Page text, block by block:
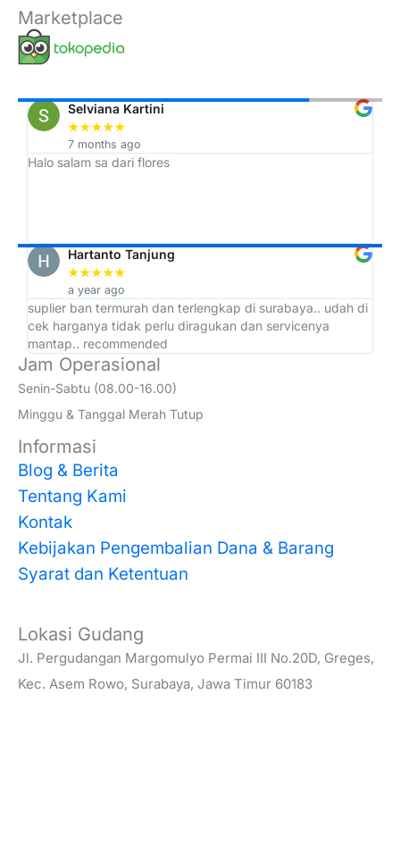
Marketplace
Selviana Kartini
★★★★★
7 months ago
Halo salam sa dari flores
Hartanto Tanjung
★★★★★
a year ago
suplier ban termurah dan terlengkap di surabaya.. udah di
cek harganya tidak perlu diragukan dan servicenya
mantap.. recommended
Jam Operasional
Senin-Sabtu (08.00-16.00)
Minggu & Tanggal Merah Tutup
Informasi
Blog & Berita
Tentang Kami
Kontak
Kebijakan Pengembalian Dana & Barang
Syarat dan Ketentuan
Lokasi Gudang
Jl. Pergudangan Margomulyo Permai III No.20D, Greges,
Kec. Asem Rowo, Surabaya, Jawa Timur 60183